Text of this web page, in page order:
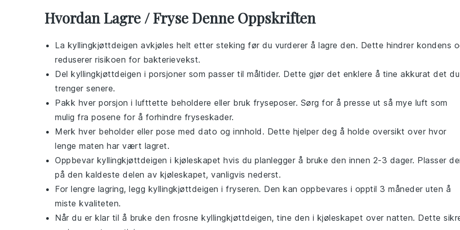
Hvordan Lagre / Fryse Denne Oppskriften
La kyllingkjøttdeigen avkjøles helt etter steking før du vurderer å lagre den. Dette hindrer kondens
reduserer risikoen for bakterievekst.
Del kyllingkjøttdeigen i porsjoner som passer til måltider. Dette gjør det enklere å tine akkurat det du
trenger senere.
Pakk hver porsjon i lufttette beholdere eller bruk fryseposer. Sørg for å presse ut så mye luft som
mulig fra posene for å forhindre fryseskader.
Merk hver beholder eller pose med dato og innhold. Dette hjelper deg å holde oversikt over hvor
lenge maten har vært lagret.
Oppbevar kyllingkjøttdeigen i kjøleskapet hvis du planlegger å bruke den innen 2-3 dager. Plasser
på den kaldeste delen av kjøleskapet, vanligvis nederst.
For lengre lagring, legg kyllingkjøttdeigen i fryseren. Den kan oppbevares i opptil 3 måneder uten å
miste kvaliteten.
Når du er klar til å bruke den frosne kyllingkjøttdeigen, tine den i kjøleskapet over natten. Dette